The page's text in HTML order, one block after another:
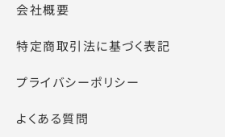
会社概要
特定商取引法に基づく表記
プライバシーポリシー
よくある質問